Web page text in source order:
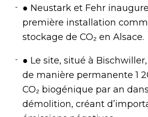
● Neustark et Fehr
première installation
stockage de CO₂ en Alsace.
● Le site, situé à
de manière permanente 1
CO₂ biogénique par an
démolition, créant